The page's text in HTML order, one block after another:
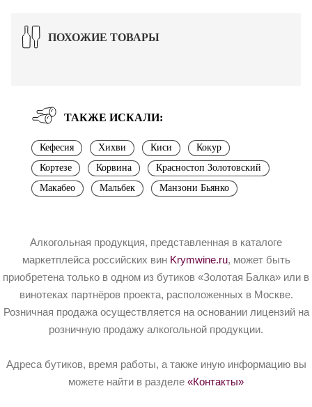
ПОХОЖИЕ ТОВАРЫ
ТАКЖЕ ИСКАЛИ:
Кефесия Хихви Киси
Кокур
Кортезе
Корвина
Красностоп Золотовский
Макабео
Мальбек Манзони Бьянко
Алкогольная продукция, представленная в каталоге
маркетплейса российских вин Krymwine.ru, может быть
приобретена только в одном из бутиков «Золотая Балка» или в
винотеках партнёров проекта, расположенных в Москве.
Розничная продажа осуществляется на основании лицензий на
розничную продажу алкогольной продукции.
Адреса бутиков, время работы, а также иную информацию вы
можете найти в разделе «Контакты»